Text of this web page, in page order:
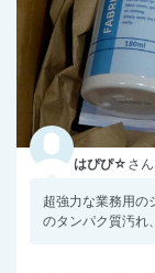
はぴぴ☆ さん
超強力な業務用の
のタンパク質汚れ